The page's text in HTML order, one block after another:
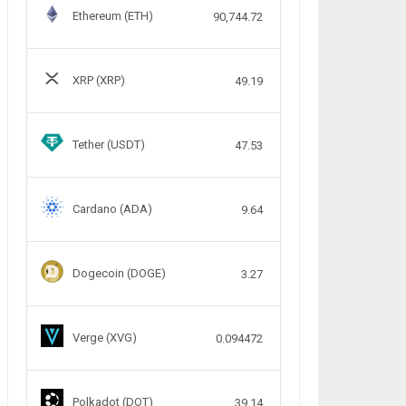
Ethereum (ETH) 90,744.72
XRP (XRP) 49.19
Tether (USDT) 47.53
Cardano (ADA) 9.64
Dogecoin (DOGE) 3.27
Verge (XVG) 0.094472
Polkadot (DOT) 39.14